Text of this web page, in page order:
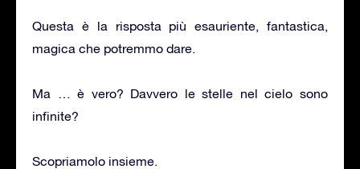
Questa è la risposta più esauriente, fantastica,
magica che potremmo dare.
Ma … è vero? Davvero le stelle nel cielo sono
infinite?
Scopriamolo insieme.